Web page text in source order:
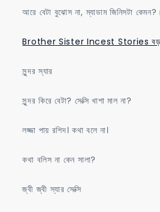
আরে বেটা বুঝোস না, ম্যাডাম জিনিসটা
Brother Sister Incest Stories বড়
সুন্দর স্যার
সুন্দর কিরে বেটা? সেক্সি খাশা মাল না?
লজ্জা পায় রশিদ। কথা বলে না।
কথা বলিস না কেন সালা?
জ্বী জ্বী স্যার সেক্সি